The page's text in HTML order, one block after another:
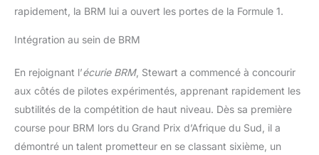
rapidement, la BRM lui a ouvert les portes de la Formule 1.
Intégration au sein de BRM
En rejoignant l’écurie BRM, Stewart a commencé à concourir
aux côtés de pilotes expérimentés, apprenant rapidement les
subtilités de la compétition de haut niveau. Dès sa première
course pour BRM lors du Grand Prix d’Afrique du Sud, il a
démontré un talent prometteur en se classant sixième, un